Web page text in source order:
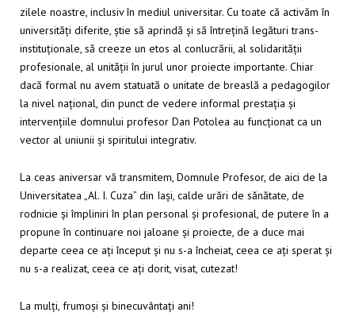
zilele noastre, inclusiv în mediul universitar. Cu toate că activăm în
universități diferite, știe să aprindă și să întrețină legături trans-
instituționale, să creeze un etos al conlucrării, al solidarității
profesionale, al unității în jurul unor proiecte importante. Chiar
dacă formal nu avem statuată o unitate de breaslă a pedagogilor
la nivel național, din punct de vedere informal prestația și
intervențiile domnului profesor Dan Potolea au funcționat ca un
vector al uniunii și spiritului integrativ.
La ceas aniversar vă transmitem, Domnule Profesor, de aici de la
Universitatea „Al. I. Cuza” din Iași, calde urări de sănătate, de
rodnicie și împliniri în plan personal și profesional, de putere în a
propune în continuare noi jaloane și proiecte, de a duce mai
departe ceea ce ați început și nu s-a încheiat, ceea ce ați sperat și
nu s-a realizat, ceea ce ați dorit, visat, cutezat!
La mulți, frumoși și binecuvântați ani!